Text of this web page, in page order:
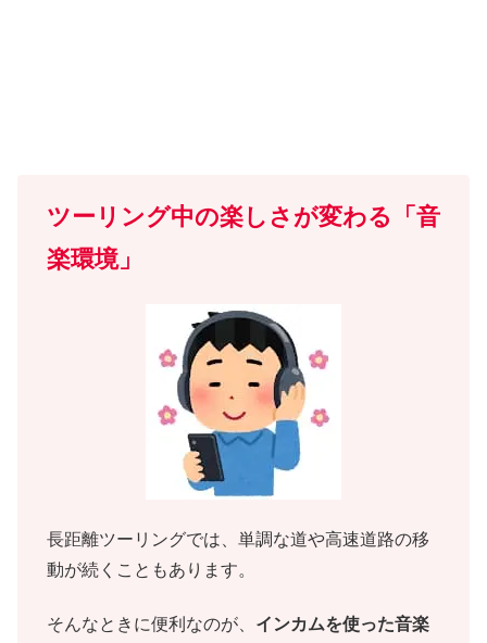
ツーリング中の楽しさが変わる「音
楽環境」
長距離ツーリングでは、単調な道や高速道路の移
動が続くこともあります。
そんなときに便利なのが、 インカムを使った音楽